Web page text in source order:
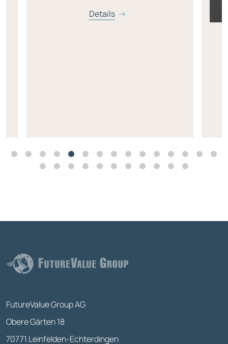
Details
FutureValue Group AG
Obere Gärten 18
70771 Leinfelden-Echterdingen